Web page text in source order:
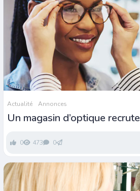
Actualité Annonces
Un magasin d’optique recrute
0 473 0